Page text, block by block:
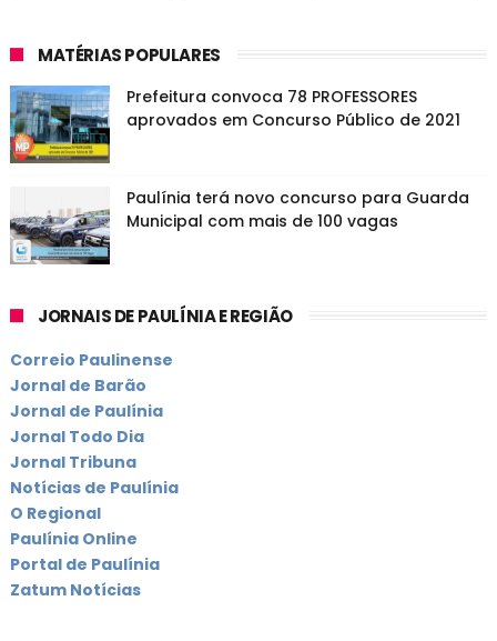
MATÉRIAS POPULARES
Prefeitura convoca 78 PROFESSORES
aprovados em Concurso Público de 2021
Paulínia terá novo concurso para Guarda
Municipal com mais de 100 vagas
JORNAIS DE PAULÍNIA E REGIÃO
Correio Paulinense
Jornal de Barão
Jornal de Paulínia
Jornal Todo Dia
Jornal Tribuna
Notícias de Paulínia
O Regional
Paulínia Online
Portal de Paulínia
Zatum Notícias